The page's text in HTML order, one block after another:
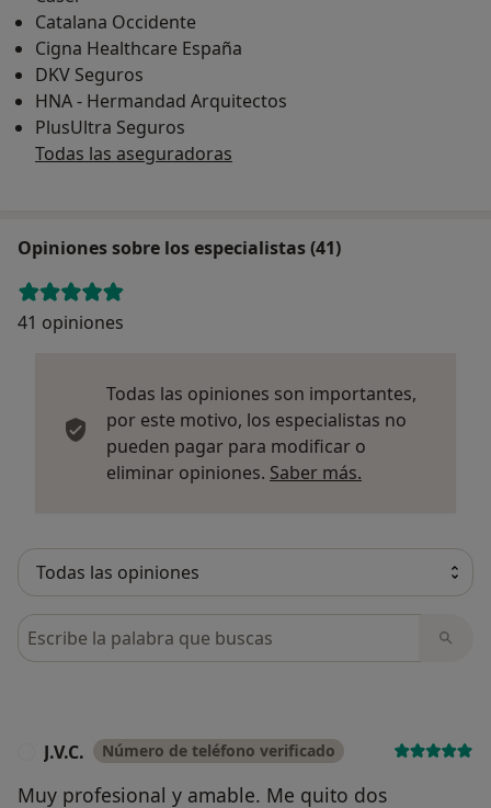
Catalana Occidente
Cigna Healthcare España
DKV Seguros
HNA - Hermandad Arquitectos
PlusUltra Seguros
Todas las aseguradoras
Opiniones sobre los especialistas (41)
41 opiniones
Todas las opiniones son importantes,
por este motivo, los especialistas no
pueden pagar para modificar o
eliminar opiniones. Saber más.
Busca en opiniones
J.V.C. Número de teléfono verificado
Muy profesional y amable. Me quito dos